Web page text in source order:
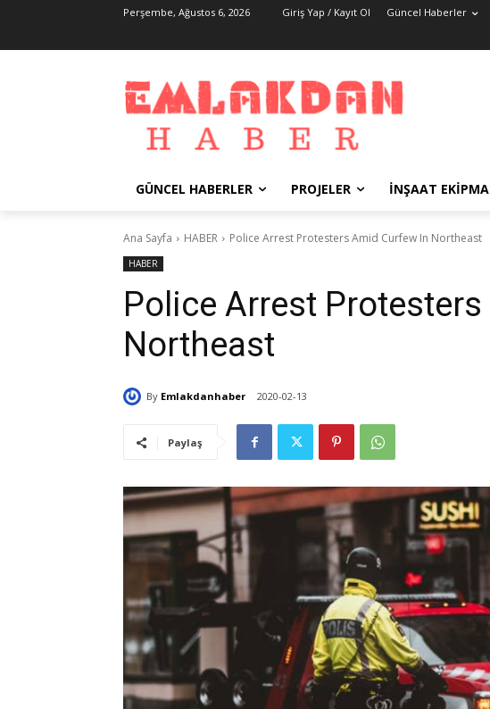
Perşembe, Ağustos 6, 2026 Giriş Yap / Kayıt Ol Güncel Haberler
GÜNCEL HABERLER PROJELER İNŞAAT
Ana Sayfa HABER Police Arrest Protesters Amid Curfew In Northeast
HABER
Police Arrest
Northeast
By Emlakdanhaber 2020-02-13
Paylaş